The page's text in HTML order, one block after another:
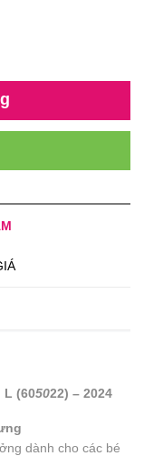
L (605022) – 2024
dành cho các bé